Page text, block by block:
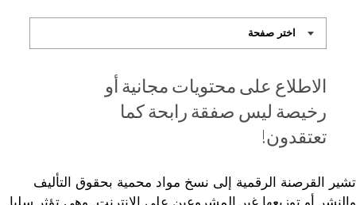
الاطلاع على محتويات مجانية أو
رخيصة ليس صفقة رابحة كما
تعتقدون!
تشير القرصنة الرقمية إلى نسخ مواد محمية بحقوق التأليف